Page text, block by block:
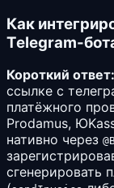
Как
Telegram-
Короткий ответ:
ссылке с
платёжного
Prodamus,
нативно через
сгенерировать